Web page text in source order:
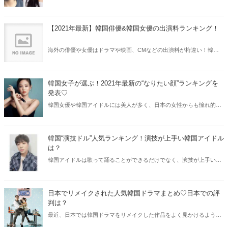
【2021年最新】韓国俳優&韓国女優の出演料ランキング！
海外の俳優や女優はドラマや映画、CMなどの出演料が桁違い！韓国
す♫
韓国女子が選ぶ！2021年最新の“なりたい顔”ランキングを
発表♡
韓国女優や韓国アイドルには美人が多く、日本の女性からも憧れ的な
女子が本当になりたい顔をご紹介していきます♡
韓国“演技ドル”人気ランキング！演技が上手い韓国アイドル
は？
韓国アイドルは歌って踊ることができるだけでなく、演技が上手い方
っている韓国アイドルたちをチェックしてみましょう♡
日本でリメイクされた人気韓国ドラマまとめ♡日本での評
判は？
最近、日本では韓国ドラマをリメイクした作品をよく見かけるように